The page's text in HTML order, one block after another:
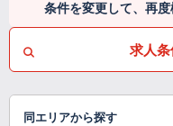
条件を変更して、再度
求人
同エリアから探す